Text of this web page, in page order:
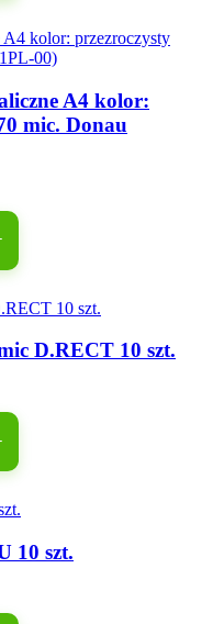
A4 kolor:
mic. Donau
D.RECT 10 szt.
10 szt.